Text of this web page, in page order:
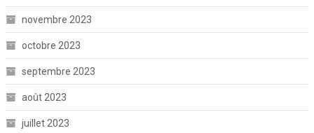
novembre 2023
octobre 2023
septembre 2023
août 2023
juillet 2023